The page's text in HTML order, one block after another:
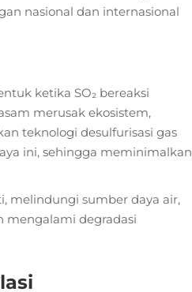
nasional dan internasional
ketika SO₂ bereaksi
merusak ekosistem,
teknologi desulfurisasi gas
ini, sehingga meminimalkan
melindungi sumber daya air,
mengalami degradasi